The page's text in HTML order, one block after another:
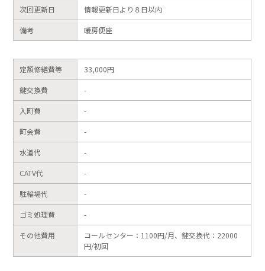
次回更新日 情報更新日より８日以内
備考 暖房便座
定額修繕費等 33,000円
鍵交換費 -
入町費 -
町会費 -
水道代 -
CATV代 -
駐輪場代 -
ゴミ処理費 -
その他費用
コールセンター：1100円/月、鍵交換代：22000
円/初回